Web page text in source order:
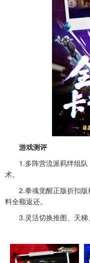
游戏测评
1.多阵营流派羁绊组队
术。
2.拳魂觉醒正版折扣版
料全额返还。
3.灵活切换推图、天梯